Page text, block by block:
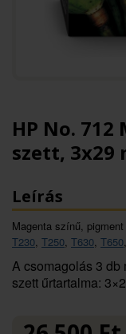
HP No.
szett, 3x29
Leírás
Magenta színű,
T230, T250, T630, T650,
A csomagolás 3 db
szett űrtartalma: